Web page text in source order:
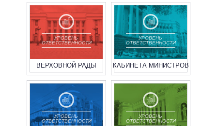
УРОВЕНЬ
ОТВЕТСТВЕННОСТИ
ВЕРХОВНОЙ РАДЫ
УРОВЕНЬ
ОТВЕТСТВЕННОСТИ
КАБИНЕТА МИНИСТРОВ
УРОВЕНЬ
ОТВЕТСТВЕННОСТИ
УРОВЕНЬ
ОТВЕТСТВЕННОСТИ